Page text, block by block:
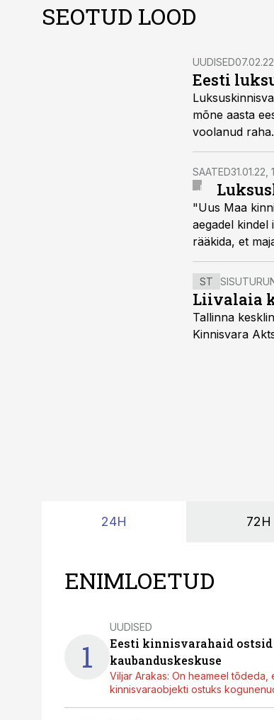
SEOTUD LOOD
UUDISED
Eesti
mõne aasta
voolanud raha.
SAATED31.01.22,
"Uus Maa
aegadel kindel
rääkida, et
ST
Liivalaia
Tallinna
Kinnisvara
24H 72H
ENIMLOETUD
1
UUDISED
Eesti kinnisvarahaid ostsid
kaubanduskeskuse
Viljar Arakas: On heameel tõdeda,
kinnisvaraobjekti ostuks